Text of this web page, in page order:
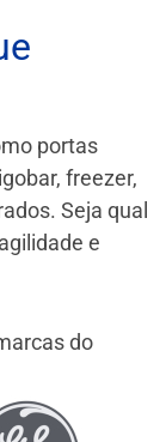
portas
freezer,
Seja qual
e
do